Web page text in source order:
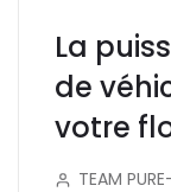
La
de
votre
TEAM